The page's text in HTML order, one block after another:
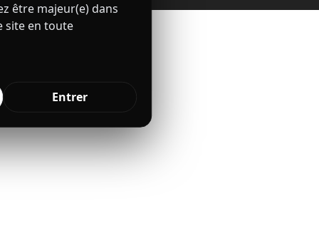
être majeur(e) dans
site en toute
Entrer